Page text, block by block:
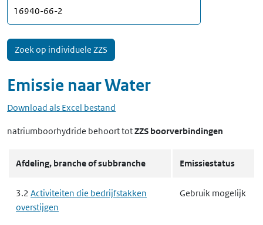
Emissie naarWater
Download als Excel bestand
natriumboorhydride behoort totZZS boorverbindingen
Afdeling, branche of subbranche Emissiestatus
3.2 Activiteiten die bedrijfstakken
overstijgen
Gebruik mogelijk